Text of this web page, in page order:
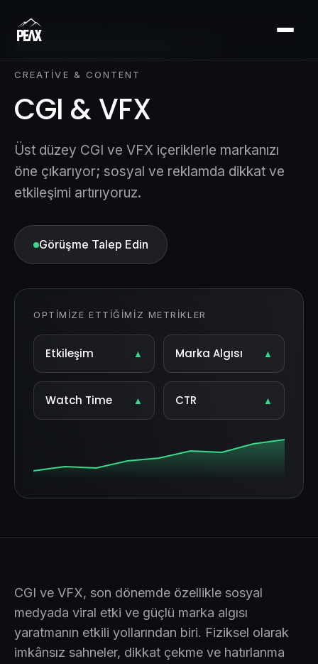
CREATIVE & CONTENT
CGI & VFX
Üst düzey CGI ve VFX içeriklerle markanızı
öne çıkarıyor; sosyal ve reklamda dikkat ve
etkileşimi artırıyoruz.
Görüşme Talep Edin
OPTIMIZE ETTIĞIMIZ METRIKLER
Etkileşim ▲ Marka Algısı ▲
Watch Time ▲ CTR ▲
CGI ve VFX, son dönemde özellikle sosyal
medyada viral etki ve güçlü marka algısı
yaratmanın etkili yollarından biri. Fiziksel olarak
imkânsız sahneler, dikkat çekme ve hatırlanma